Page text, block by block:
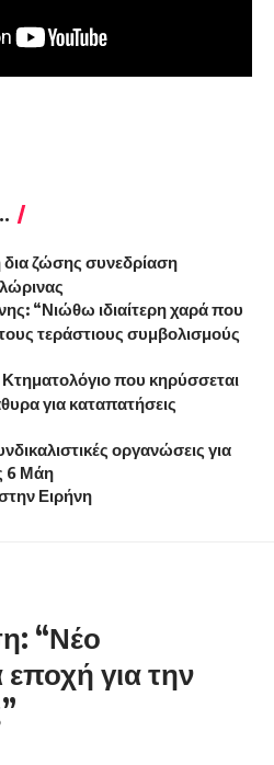
ζώσης συνεδρίαση
“Νιώθω ιδιαίτερη χαρά που
τεράστιους συμβολισμούς
που κηρύσσεται
για καταπατήσεις
οργανώσεις για
6 Μάη
Ειρήνη
“Νέο
για την